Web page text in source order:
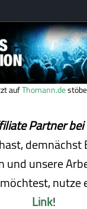
aufThomann.de
Partner bei
demnächst
und unsere
nutze
Link!